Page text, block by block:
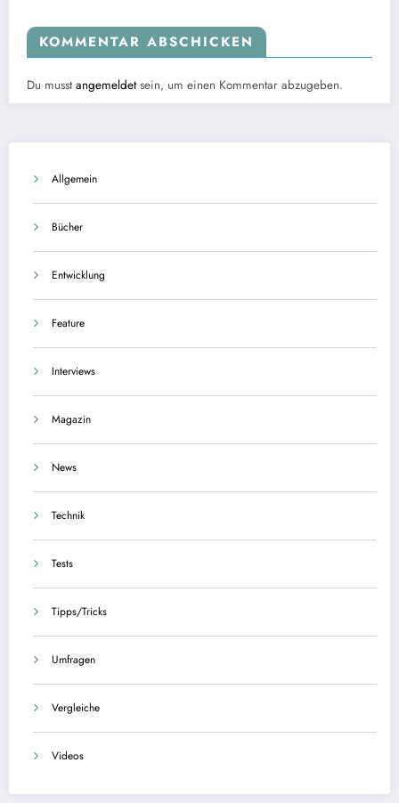
KOMMENTAR ABSCHICKEN
Du musstangemeldetsein, um einen Kommentar abzugeben.
Allgemein
Bücher
Entwicklung
Feature
Interviews
Magazin
News
Technik
Tests
Tipps/Tricks
Umfragen
Vergleiche
Videos